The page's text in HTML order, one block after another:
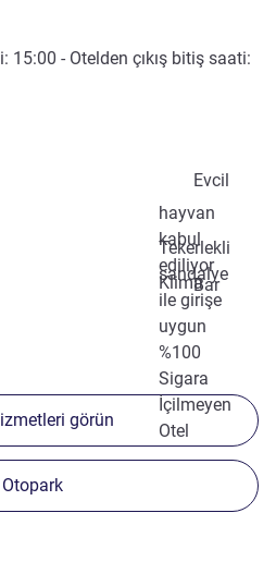
15:00 - Otelden çıkış bitiş saati:
Evcil
hayvan
kabul
ediliyor
Tekerlekli
sandalye
ile girişe
uygun
KlimaBar
%100
Sigara
İçilmeyen
Otel
görün
Otopark